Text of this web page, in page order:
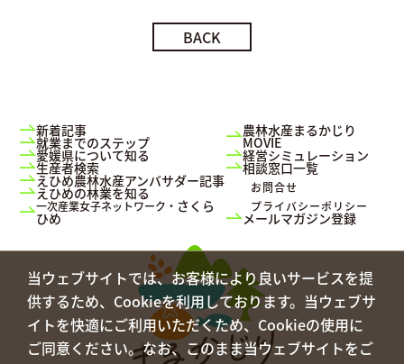
BACK
新着記事
就業までのステップ
愛媛県について知る
生産者検索
えひめ農林水産アンバサダー記事
えひめの林業を知る
一次産業女子ネットワーク・ さくら
ひめ
農林水産まるかじり
MOVIE
経営シミュレーション
相談窓口一覧
お問合せ
プライバシーポリシー
メールマガジン登録
当ウェブサイトでは、お客様により良いサービスを提
供するため、Cookieを利用しております。当ウェブサ
イトを快適にご利用いただくため、Cookieの使用に
ご同意ください。なお、このまま当ウェブサイトをご